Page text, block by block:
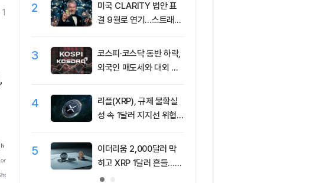
1 2
미국 CLARITY 법안 표
결 9월로 연기…스트래티
3
코스피·코스닥 동반 하락,
외국인 매도세와 대외 불
4
리플(XRP), 규제 불확실
성 속 1달러 지지선 위협
5
이더리움 2,000달러 막
히고 XRP 1달러 흔들…알
트코인 선별 장세 강화